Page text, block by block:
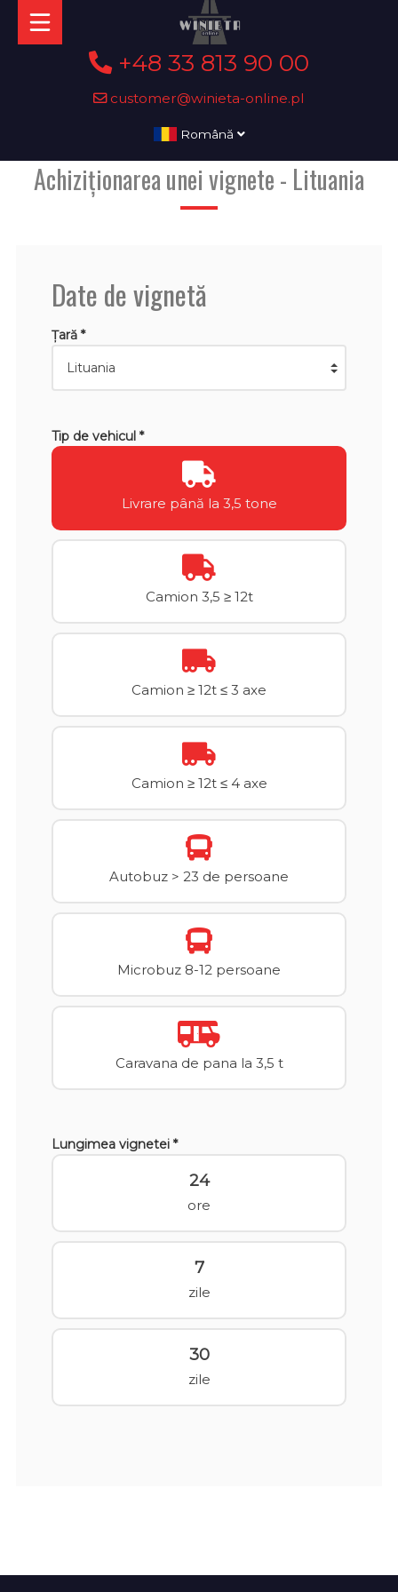
+48 33 813 90 00
customer@winieta-online.pl
Română
Achiziționarea unei vignete - Lituania
Date de vignetă
Țară *
Tip de vehicul *
Livrare până la 3,5 tone
Camion 3,5 ≥ 12t
Camion ≥ 12t ≤ 3 axe
Camion ≥ 12t ≤ 4 axe
Autobuz > 23 de persoane
Microbuz 8-12 persoane
Caravana de pana la 3,5 t
Lungimea vignetei *
24
ore
7
zile
30
zile